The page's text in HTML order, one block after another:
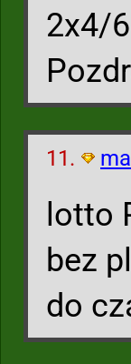
2x4/6
11.
lotto
bez
do